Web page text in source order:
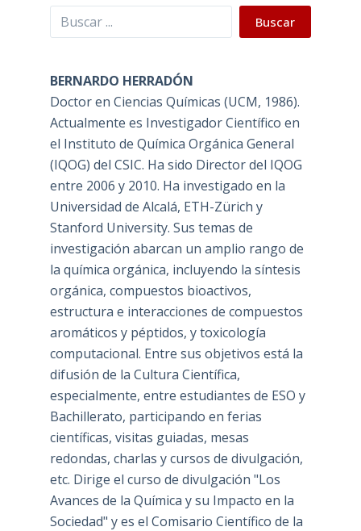
Buscar Buscar
BERNARDO HERRADÓN
Doctor en Ciencias Químicas (UCM, 1986).
Actualmente es Investigador Científico en
el Instituto de Química Orgánica General
(IQOG) del CSIC. Ha sido Director del IQOG
entre 2006 y 2010. Ha investigado en la
Universidad de Alcalá, ETH-Zürich y
Stanford University. Sus temas de
investigación abarcan un amplio rango de
la química orgánica, incluyendo la síntesis
orgánica, compuestos bioactivos,
estructura e interacciones de compuestos
aromáticos y péptidos, y toxicología
computacional. Entre sus objetivos está la
difusión de la Cultura Científica,
especialmente, entre estudiantes de ESO y
Bachillerato, participando en ferias
científicas, visitas guiadas, mesas
redondas, charlas y cursos de divulgación,
etc. Dirige el curso de divulgación "Los
Avances de la Química y su Impacto en la
Sociedad" y es el Comisario Científico de la